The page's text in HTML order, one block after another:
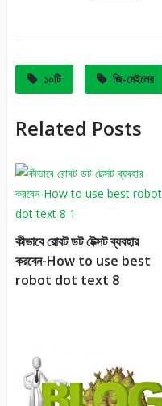
১০টি জি-মেইলের
Related Posts
কীভাবে রোবট ডট টেক্সট ব্যবহার
করবেন-How to use best
robot dot text 8